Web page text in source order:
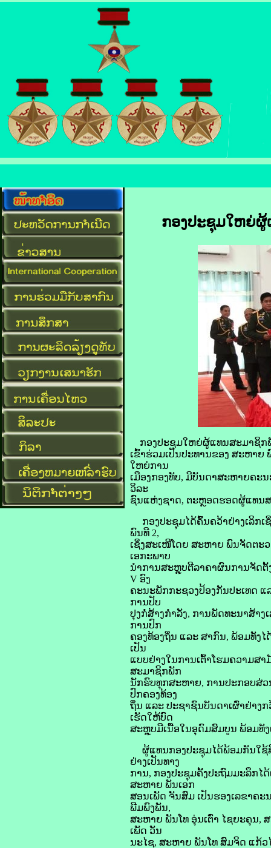
ກອງປະຊຸມໃຫຍ່ຜູ້
ກອງປະຊຸມໃຫຍ່ຜູ້ແທນສະມາຊິກພັ
ເຂົ້າຮ່ວມເປັນປະທານຂອງ ສະຫາ
ໃຫຍ່ການ
ເມືອງກອງທັບ, ມີບັນດາສະຫາຍຄະ
ວິລະ
ຊົນແຫ່ງຊາດ, ຕະຫຼອດຮອດຜູ້ແທນ
ກອງປະຊຸມໄດ້ຄົ້ນຄວ້າຢ່າງເລິກເ
ພົນທີ 2,
ເຊິ່ງສະເໜີໂດຍ ສະຫາຍ ພົນຈັດຕະ
ເອກະພາບ
ນຳການສະຫຼຸບຕີລາຄາຜົນການຈັດຕັ້
V ອົງ
ຄະນະພັກກະຊວງປ້ອງກັນປະເທດ
ການປັບ
ປຸງກໍ່ສ້າງກໍາລັງ, ການພັດທະນາສ້າ
ການປົກ
ຄອງທ້ອງຖິ່ນ ແລະ ສາກົນ, ພ້ອມທັງ
ເປັນ
ແບບຢ່າງໃນການເຕົ້າໂຮມຄວາມສ
ສະມາຊິກພັກ
ນັກຮົບທຸກສະຫາຍ, ການປະກອບສ່
ປົກຄອງທ້ອງ
ຖິ່ນ ແລະ ປະຊາຊົນບັນດາເຜົ່າຢ່າງ
ເຮັດໃຫ້ບົດ
ສະຫຼຸບມີເນື້ອໃນອຸດົມສົມບູນ ພ້ອມທັງ
ຜູ້ແທນກອງປະຊຸມໄດ້ພ້ອມກັນໃຊ້ສິ
ຢ່າງເປັນທາງ
ການ, ກອງປະຊຸມຄັ້ງປະຖົມມະລຶກໄ
ສະຫາຍ ພັນເອກ
ສອນເພັດ ຈັນສົມ ເປັນຮອງເລຂາຄ
ພີມພົງພັນ,
ສະຫາຍ ພັນໂທ ອຸ່ນເຕົ່າ ໄຊຍະຄຸນ,
ເພັດ ວັນ
ນະໄຊ, ສະຫາຍ ພັນໂທ ສົມຈິດ ແກ້